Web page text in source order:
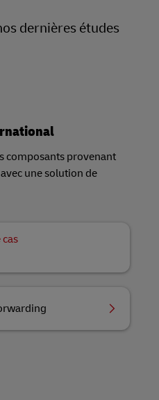
dernières études
composants provenant
une solution de